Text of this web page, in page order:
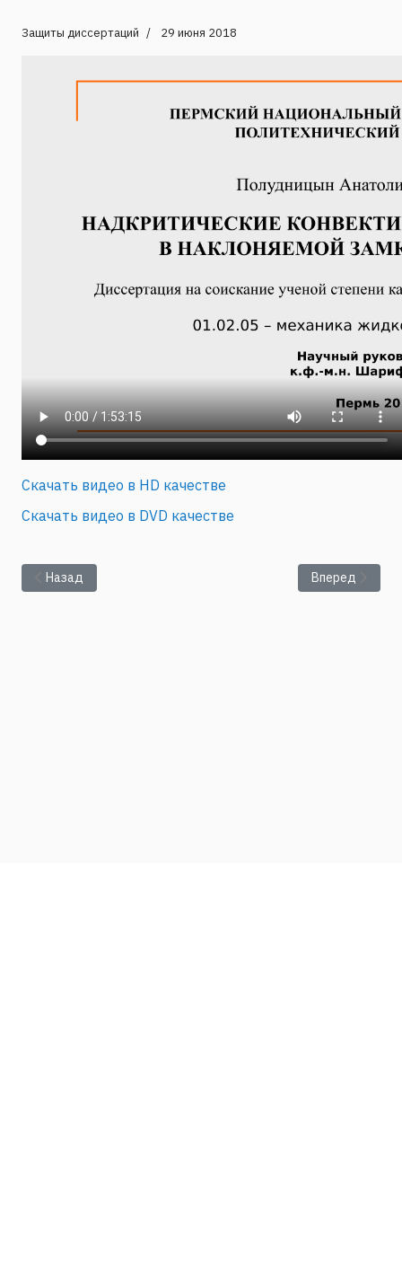
Защиты диссертаций 29 июня 2018
Скачать видео в HD качестве
Скачать видео в DVD качестве
Предыдущий: Андрюкова В.Ю. "Нелинейные и
Назад Следующий:
Вперед